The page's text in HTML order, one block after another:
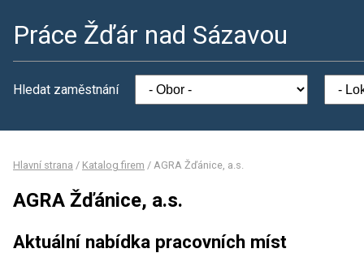
Práce Žďár nad Sázavou
Hledat zaměstnání
Hlavní strana / Katalog firem / AGRA Žďánice, a.s.
AGRA Žďánice, a.s.
Aktuální nabídka pracovních míst